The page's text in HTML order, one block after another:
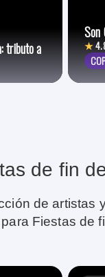
tributo a
Son
★
de fin
de artistas
Fiestas de